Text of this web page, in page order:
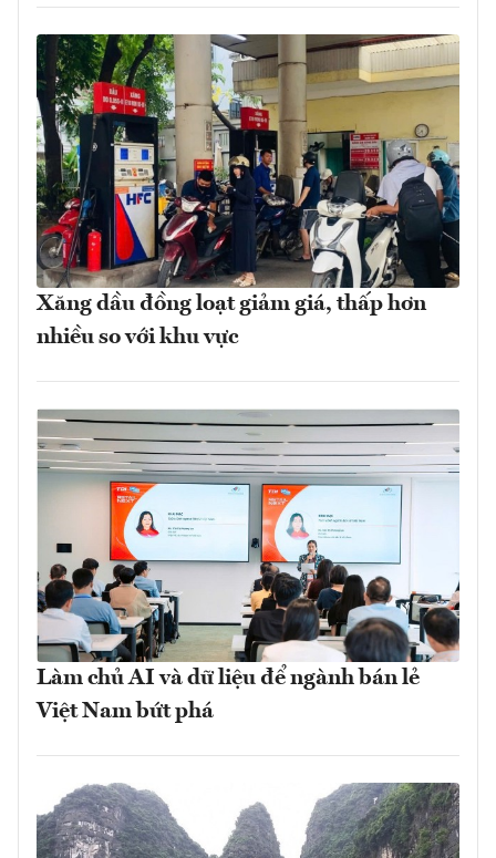
Xăng dầu đồng loạt giảm giá, thấp hơn
nhiều so với khu vực
Làm chủ AI và dữ liệu để ngành bán lẻ
Việt Nam bứt phá